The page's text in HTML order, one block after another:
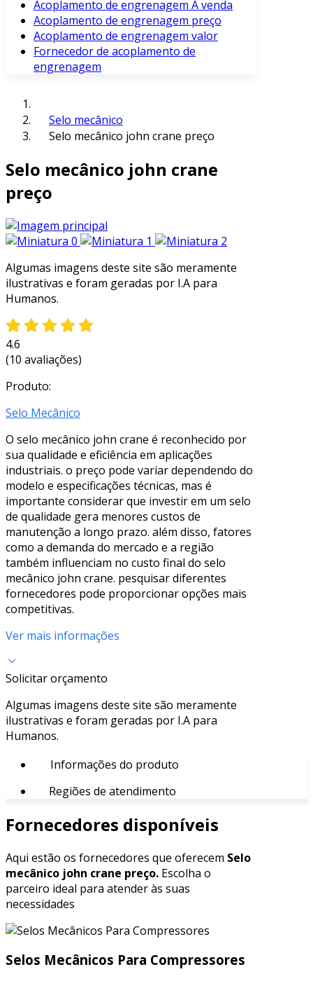
Acoplamento de engrenagem À venda
Acoplamento de engrenagem preço
Acoplamento de engrenagem valor
Fornecedor de acoplamento de
engrenagem
Selo mecânico
Selo mecânico john crane preço
Selo mecânico john crane
preço
Algumas imagens deste site são meramente
ilustrativas e foram geradas por I.A para
Humanos.
4.6
(10 avaliações)
Produto:
Selo Mecânico
O selo mecânico john crane é reconhecido por
sua qualidade e eficiência em aplicações
industriais. o preço pode variar dependendo do
modelo e especificações técnicas, mas é
importante considerar que investir em um selo
de qualidade gera menores custos de
manutenção a longo prazo. além disso, fatores
como a demanda do mercado e a região
também influenciam no custo final do selo
mecânico john crane. pesquisar diferentes
fornecedores pode proporcionar opções mais
competitivas.
Ver mais informações
Solicitar orçamento
Algumas imagens deste site são meramente
ilustrativas e foram geradas por I.A para
Humanos.
Informações do produto
Regiões de atendimento
Fornecedores disponíveis
Aqui estão os fornecedores que oferecem Selo
mecânico john crane preço. Escolha o
parceiro ideal para atender às suas
necessidades
Selos Mecânicos Para Compressores